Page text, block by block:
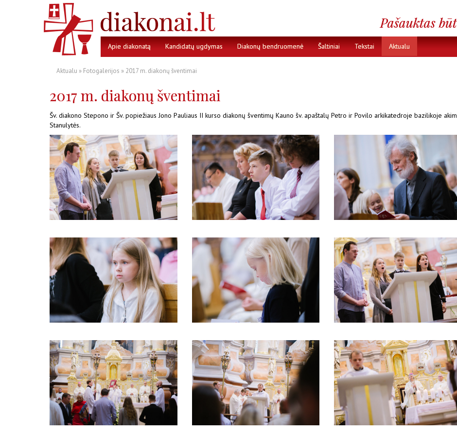
Apie diakonatą Kandidatų ugdymas Diakonų bendruomenė Šaltiniai Tekstai Aktualu
Aktualu » Fotogalerijos » 2017 m. diakonų šventimai
2017 m. diakonų šventimai
Šv. diakono Stepono ir Šv. popiežiaus Jono Pauliaus II kurso diakonų šventimų Kauno šv. apaštalų Petro ir Povilo arkikatedroje bazilikoje
Stanulytės.